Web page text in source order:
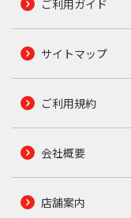
ご利用ガイド
サイトマップ
ご利用規約
会社概要
店舗案内